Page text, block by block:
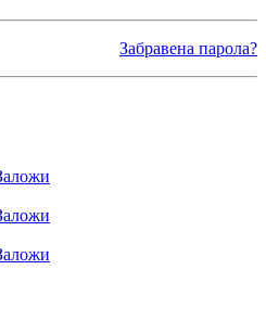
Забравена парола?